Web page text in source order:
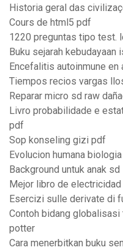
Historia geral das
Cours de html5 pdf
1220 preguntas tipo test.
Buku sejarah
Encefalitis autoinmune
Tiempos recios vargas
Reparar micro sd raw
Livro probabilidade e
pdf
Sop konseling gizi pdf
Evolucion humana
Background untuk anak sd
Mejor libro de
Esercizi sulle derivate di
Contoh bidang globalisasi
potter
Cara menerbitkan buku